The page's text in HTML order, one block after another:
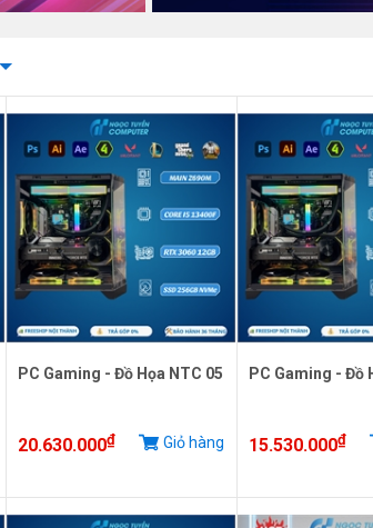
PC Gaming - Đồ Họa NTC 05
20.630.000₫ Giỏ hàng
PC Gaming - Đồ
15.530.000₫